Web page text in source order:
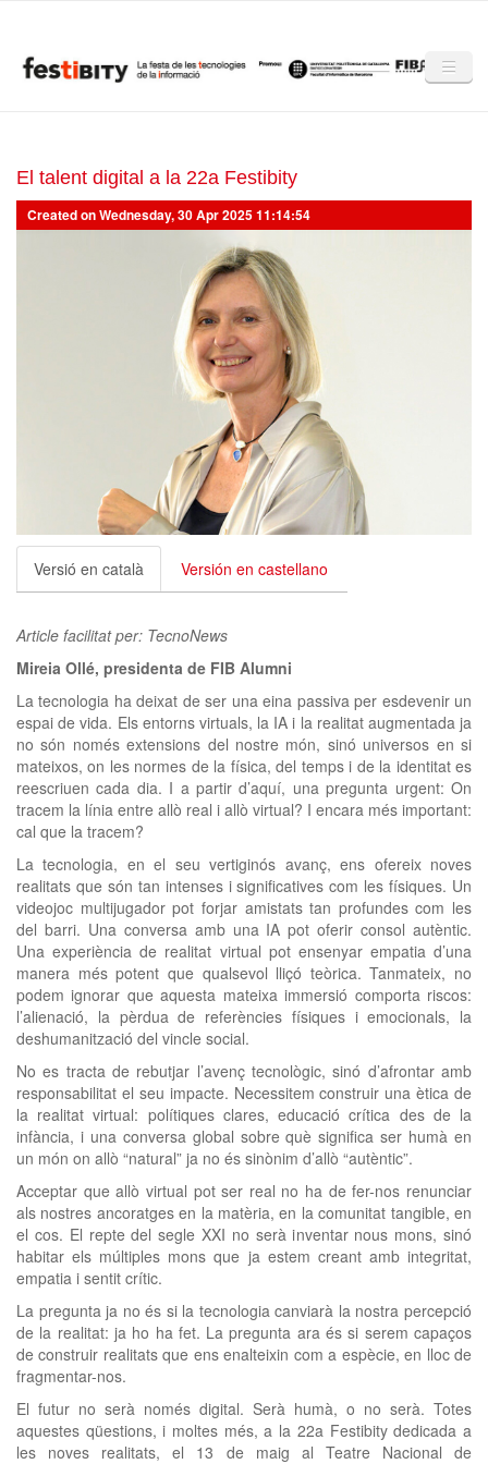
Club Festibity
La Festibity
El talent digital a la 22a Festibity
Created on Wednesday, 30 Apr 2025 11:14:54
Versió en català Versión en castellano
Article facilitat per: TecnoNews
Mireia Ollé, presidenta de FIB Alumni
La tecnologia ha deixat de ser una eina passiva per esdevenir un
espai de vida. Els entorns virtuals, la IA i la realitat augmentada ja
no són només extensions del nostre món, sinó universos en si
mateixos, on les normes de la física, del temps i de la identitat es
reescriuen cada dia. I a partir d’aquí, una pregunta urgent: On
tracem la línia entre allò real i allò virtual? I encara més important:
cal que la tracem?
La tecnologia, en el seu vertiginós avanç, ens ofereix noves
realitats que són tan intenses i significatives com les físiques. Un
videojoc multijugador pot forjar amistats tan profundes com les
del barri. Una conversa amb una IA pot oferir consol autèntic.
Una experiència de realitat virtual pot ensenyar empatia d’una
manera més potent que qualsevol lliçó teòrica. Tanmateix, no
podem ignorar que aquesta mateixa immersió comporta riscos:
l’alienació, la pèrdua de referències físiques i emocionals, la
deshumanització del vincle social.
No es tracta de rebutjar l’avenç tecnològic, sinó d’afrontar amb
responsabilitat el seu impacte. Necessitem construir una ètica de
la realitat virtual: polítiques clares, educació crítica des de la
infància, i una conversa global sobre què significa ser humà en
un món on allò “natural” ja no és sinònim d’allò “autèntic”.
Acceptar que allò virtual pot ser real no ha de fer-nos renunciar
als nostres ancoratges en la matèria, en la comunitat tangible, en
el cos. El repte del segle XXI no serà inventar nous mons, sinó
habitar els múltiples mons que ja estem creant amb integritat,
empatia i sentit crític.
La pregunta ja no és si la tecnologia canviarà la nostra percepció
de la realitat: ja ho ha fet. La pregunta ara és si serem capaços
de construir realitats que ens enalteixin com a espècie, en lloc de
fragmentar-nos.
El futur no serà només digital. Serà humà, o no serà. Totes
aquestes qüestions, i moltes més, a la 22a Festibity dedicada a
les noves realitats, el 13 de maig al Teatre Nacional de